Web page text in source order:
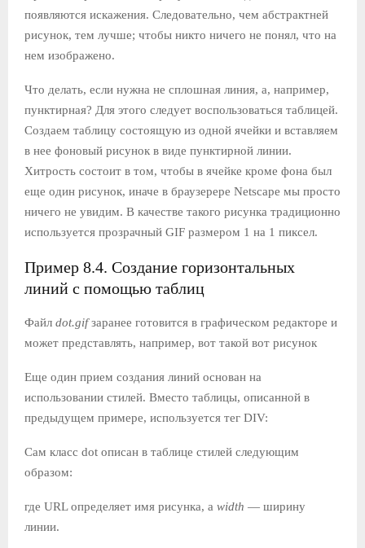
появляются искажения. Следовательно, чем абстрактней
рисунок, тем лучше; чтобы никто ничего не понял, что на
нем изображено.
Что делать, если нужна не сплошная линия, а, например,
пунктирная? Для этого следует воспользоваться таблицей.
Создаем таблицу состоящую из одной ячейки и вставляем
в нее фоновый рисунок в виде пунктирной линии.
Хитрость состоит в том, чтобы в ячейке кроме фона был
еще один рисунок, иначе в браузерере Netscape мы просто
ничего не увидим. В качестве такого рисунка традиционно
используется прозрачный GIF размером 1 на 1 пиксел.
Пример 8.4. Создание горизонтальных
линий с помощью таблиц
Файл dot.gifзаранее готовится в графическом редакторе и
может представлять, например, вот такой вот рисунок
Еще один прием создания линий основан на
использовании стилей. Вместо таблицы, описанной в
предыдущем примере, используется тег DIV:
Сам класс dot описан в таблице стилей следующим
образом:
где URL определяет имя рисунка, а width — ширину
линии.